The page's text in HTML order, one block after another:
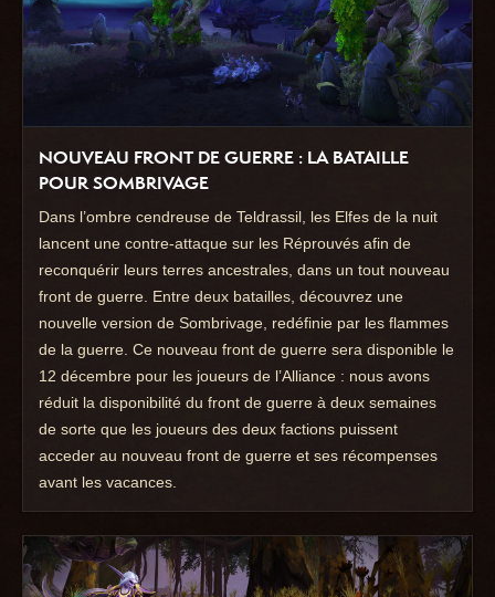
NOUVEAU FRONT DE GUERRE : LA BATAILLE
POUR SOMBRIVAGE
Dans l’ombre cendreuse de Teldrassil, les Elfes de la nuit
lancent une contre-attaque sur les Réprouvés afin de
reconquérir leurs terres ancestrales, dans un tout nouveau
front de guerre. Entre deux batailles, découvrez une
nouvelle version de Sombrivage, redéfinie par les flammes
de la guerre. Ce nouveau front de guerre sera disponible le
12 décembre pour les joueurs de l’Alliance : nous avons
réduit la disponibilité du front de guerre à deux semaines
de sorte que les joueurs des deux factions puissent
acceder au nouveau front de guerre et ses récompenses
avant les vacances.